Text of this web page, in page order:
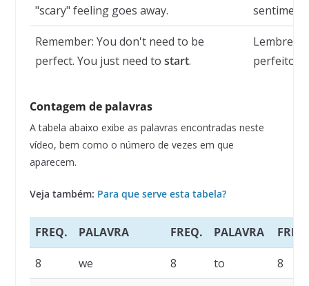
"scary" feeling goes away.
Remember: You don't need to be
perfect. You just need to start.
Lembre-
perfeito.
Contagem de palavras
A tabela abaixo exibe as palavras encontradas neste
vídeo, bem como o número de vezes em que
aparecem.
Veja também: Para que serve esta tabela?
FREQ. PALAVRA FREQ. PALAVRA FREQ.
8 we 8 to 8